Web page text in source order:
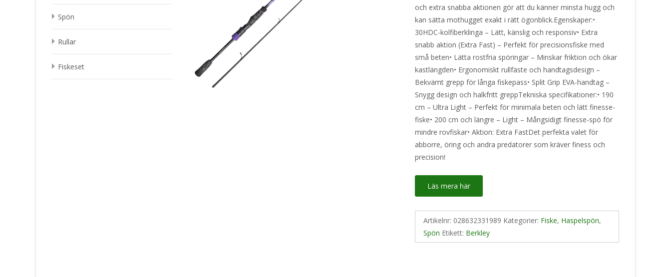
och extra snabba aktionen gör att du känner minsta hugg och
kan sätta mothugget exakt i rätt ögonblick.Egenskaper:•
30HDC-kolfiberklinga – Lätt, känslig och responsiv• Extra
snabb aktion (Extra Fast) – Perfekt för precisionsfiske med
små beten• Lätta rostfria spöringar – Minskar friktion och ökar
kastlängden• Ergonomiskt rullfäste och handtagsdesign –
Bekvämt grepp för långa fiskepass• Split Grip EVA-handtag –
Snygg design och halkfritt greppTekniska specifikationer:• 190
cm – Ultra Light – Perfekt för minimala beten och lätt finesse-
fiske• 200 cm och längre – Light – Mångsidigt finesse-spö för
mindre rovfiskar• Aktion: Extra FastDet perfekta valet för
abborre, öring och andra predatorer som kräver finess och
precision!
Läs mera här
Artikelnr: 028632331989 Kategorier: Fiske, Haspelspön,
Spön Etikett: Berkley
Spön
Rullar
Fiskeset